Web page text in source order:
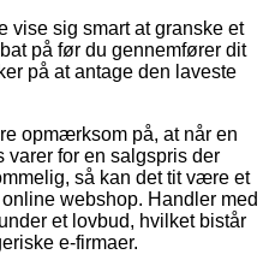
vise sig smart at granske et
på før du gennemfører dit
på at antage den laveste
opmærksom på, at når en
for en salgspris der
så kan det tit være et
webshop. Handler med
et lovbud, hvilket bistår
e-firmaer.